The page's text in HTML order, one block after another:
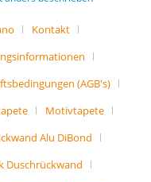
Kontakt
(AGB's)
Motivtapete
Alu DiBond
Duschrückwand